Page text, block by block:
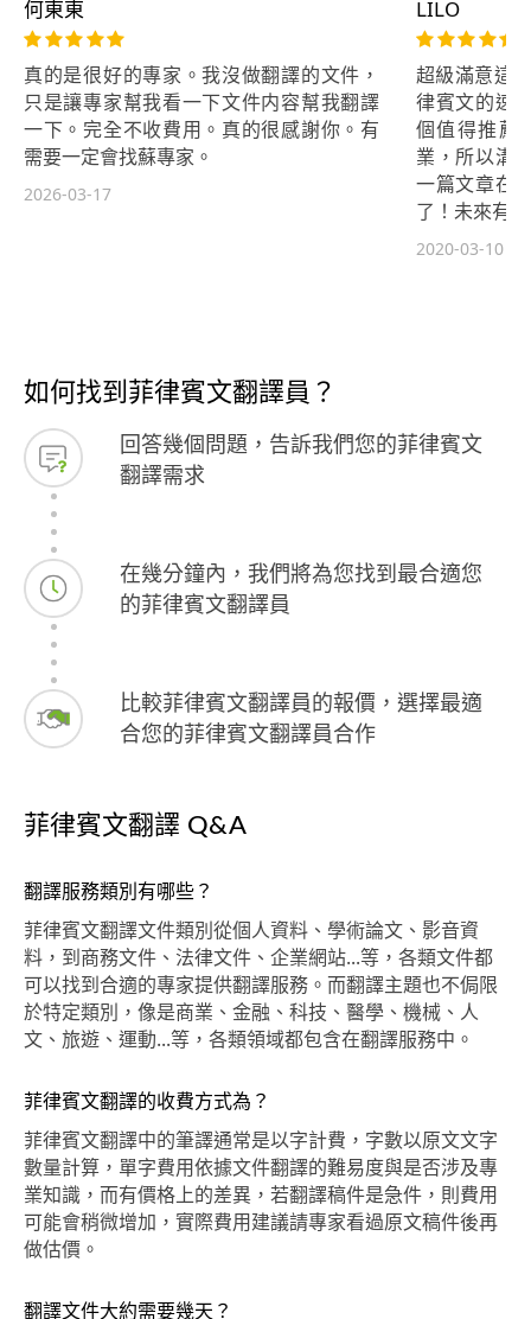
何東東
真的是很好的專家。我沒做翻譯的文件，
只是讓專家幫我看一下文件内容幫我翻譯
一下。完全不收費用。真的很感謝你。有
需要一定會找蘇專家。
2026-03-17
LILO
超級滿意這
律賓文的速
個值得推薦
業，所以溝
一篇文章在
了！未來有
2020-03-10
如何找到菲律賓文翻譯員？
回答幾個問題，告訴我們您的菲律賓文
翻譯需求
在幾分鐘內，我們將為您找到最合適您
的菲律賓文翻譯員
比較菲律賓文翻譯員的報價，選擇最適
合您的菲律賓文翻譯員合作
菲律賓文翻譯 Q&A
翻譯服務類別有哪些？
菲律賓文翻譯文件類別從個人資料、學術論文、影音資
料，到商務文件、法律文件、企業網站...等，各類文件都
可以找到合適的專家提供翻譯服務。而翻譯主題也不侷限
於特定類別，像是商業、金融、科技、醫學、機械、人
文、旅遊、運動...等，各類領域都包含在翻譯服務中。
菲律賓文翻譯的收費方式為？
菲律賓文翻譯中的筆譯通常是以字計費，字數以原文文字
數量計算，單字費用依據文件翻譯的難易度與是否涉及專
業知識，而有價格上的差異，若翻譯稿件是急件，則費用
可能會稍微增加，實際費用建議請專家看過原文稿件後再
做估價。
翻譯文件大約需要幾天？